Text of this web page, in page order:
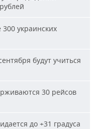
украинских
будут учиться
30 рейсов
до +31 градуса